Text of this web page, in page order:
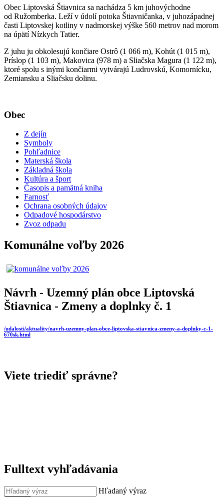
Obec Liptovská Štiavnica sa nachádza 5 km juhovýchodne
od Ružomberka. Leží v údolí potoka Štiavničanka, v juhozápadnej
časti Liptovskej kotliny v nadmorskej výške 560 metrov nad morom
na úpätí Nízkych Tatier.
Z juhu ju obkolesujú končiare Ostrô (1 066 m), Kohút (1 015 m),
Príslop (1 103 m), Makovica (978 m) a Sliačska Magura (1 122 m),
ktoré spolu s inými končiarmi vytvárajú Ludrovskú, Komornícku,
Zemiansku a Sliačsku dolinu.
Obec
Z dejín
Symboly
Pohľadnice
Materská škola
Základná škola
Kultúra a šport
Časopis a pamätná kniha
Farnosť
Ochrana osobných údajov
Odpadové hospodárstvo
Zvoz odpadu
Komunálne voľby 2026
Návrh - Uzemný plán obce Liptovská
Štiavnica - Zmeny a doplnky č. 1
/udalosti/aktuality/navrh-uzemny-plan-obce-liptovska-stiavnica-zmeny-a-doplnky-c-1-
670sk.html
Viete triediť správne?
Fulltext vyhľadávania
Hľadaný výraz